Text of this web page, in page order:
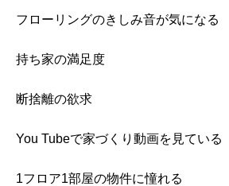
フローリングのきしみ音が気になる
持ち家の満足度
断捨離の欲求
You Tubeで家づくり動画を見ている
1フロア1部屋の物件に憧れる